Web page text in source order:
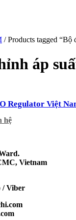
/ Products tagged “Bộ
áp
Regulator Việt
hệ
Vietnam
/ Viber